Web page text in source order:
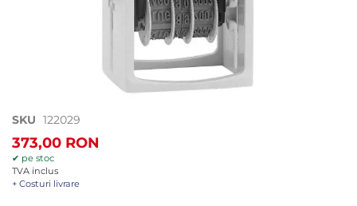
Treci
la
începutul
galeriei
de
SKU 122029
373,00 RON
✔ pe stoc
TVA inclus
+ Costuri livrare